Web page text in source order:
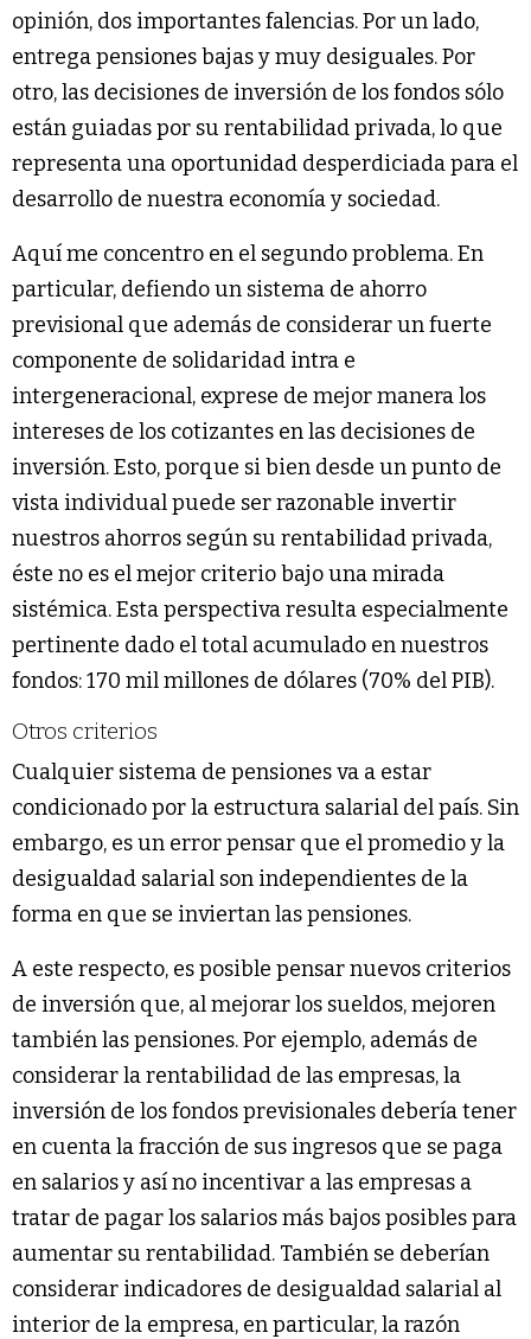
opinión, dos importantes falencias. Por un lado,
entrega pensiones bajas y muy desiguales. Por
otro, las decisiones de inversión de los fondos sólo
están guiadas por su rentabilidad privada, lo que
representa una oportunidad desperdiciada para el
desarrollo de nuestra economía y sociedad.
Aquí me concentro en el segundo problema. En
particular, defiendo un sistema de ahorro
previsional que además de considerar un fuerte
componente de solidaridad intra e
intergeneracional, exprese de mejor manera los
intereses de los cotizantes en las decisiones de
inversión. Esto, porque si bien desde un punto de
vista individual puede ser razonable invertir
nuestros ahorros según su rentabilidad privada,
éste no es el mejor criterio bajo una mirada
sistémica. Esta perspectiva resulta especialmente
pertinente dado el total acumulado en nuestros
fondos: 170 mil millones de dólares (70% del PIB).
Otros criterios
Cualquier sistema de pensiones va a estar
condicionado por la estructura salarial del país. Sin
embargo, es un error pensar que el promedio y la
desigualdad salarial son independientes de la
forma en que se inviertan las pensiones.
A este respecto, es posible pensar nuevos criterios
de inversión que, al mejorar los sueldos, mejoren
también las pensiones. Por ejemplo, además de
considerar la rentabilidad de las empresas, la
inversión de los fondos previsionales debería tener
en cuenta la fracción de sus ingresos que se paga
en salarios y así no incentivar a las empresas a
tratar de pagar los salarios más bajos posibles para
aumentar su rentabilidad. También se deberían
considerar indicadores de desigualdad salarial al
interior de la empresa, en particular, la razón